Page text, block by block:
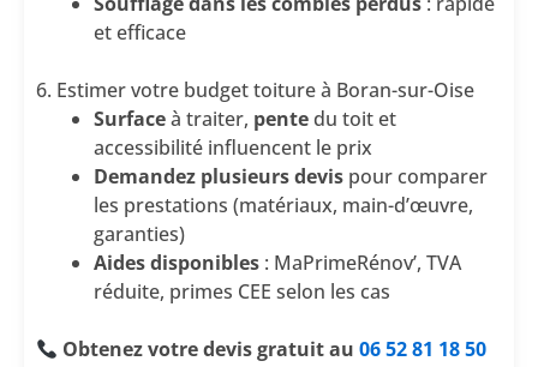
et efficace
6. Estimer votre budget toiture à Boran-sur-Oise
Surfaceà traiter, pentedu toit et
accessibilité influencent le prix
Demandez plusieurs devis pour comparer
les prestations (matériaux, main-d’œuvre,
garanties)
Aides disponibles : MaPrimeRénov’, TVA
réduite, primes CEE selon les cas
Obtenez votre devis gratuit au06 52 81 18 50